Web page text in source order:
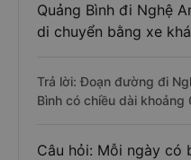
Quảng Bình đi Nghệ
di chuyển bằng xe
Trả lời: Đoạn đường đi
Bình có chiều dài khoảng
Câu hỏi: Mỗi ngày có